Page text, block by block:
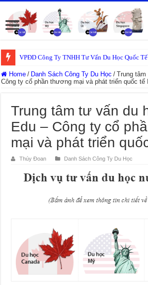
VPĐD Công Ty TNHH Tư Vấn Du Học Quốc
Home / Danh Sách Công Ty Du Học / Trung
Công ty cổ phần thương mại và phát triển quốc tế
Trung tâm tư vấn du
Edu – Công ty cổ
mại và phát triển
Thúy Đoan Danh Sách Công Ty Du Học